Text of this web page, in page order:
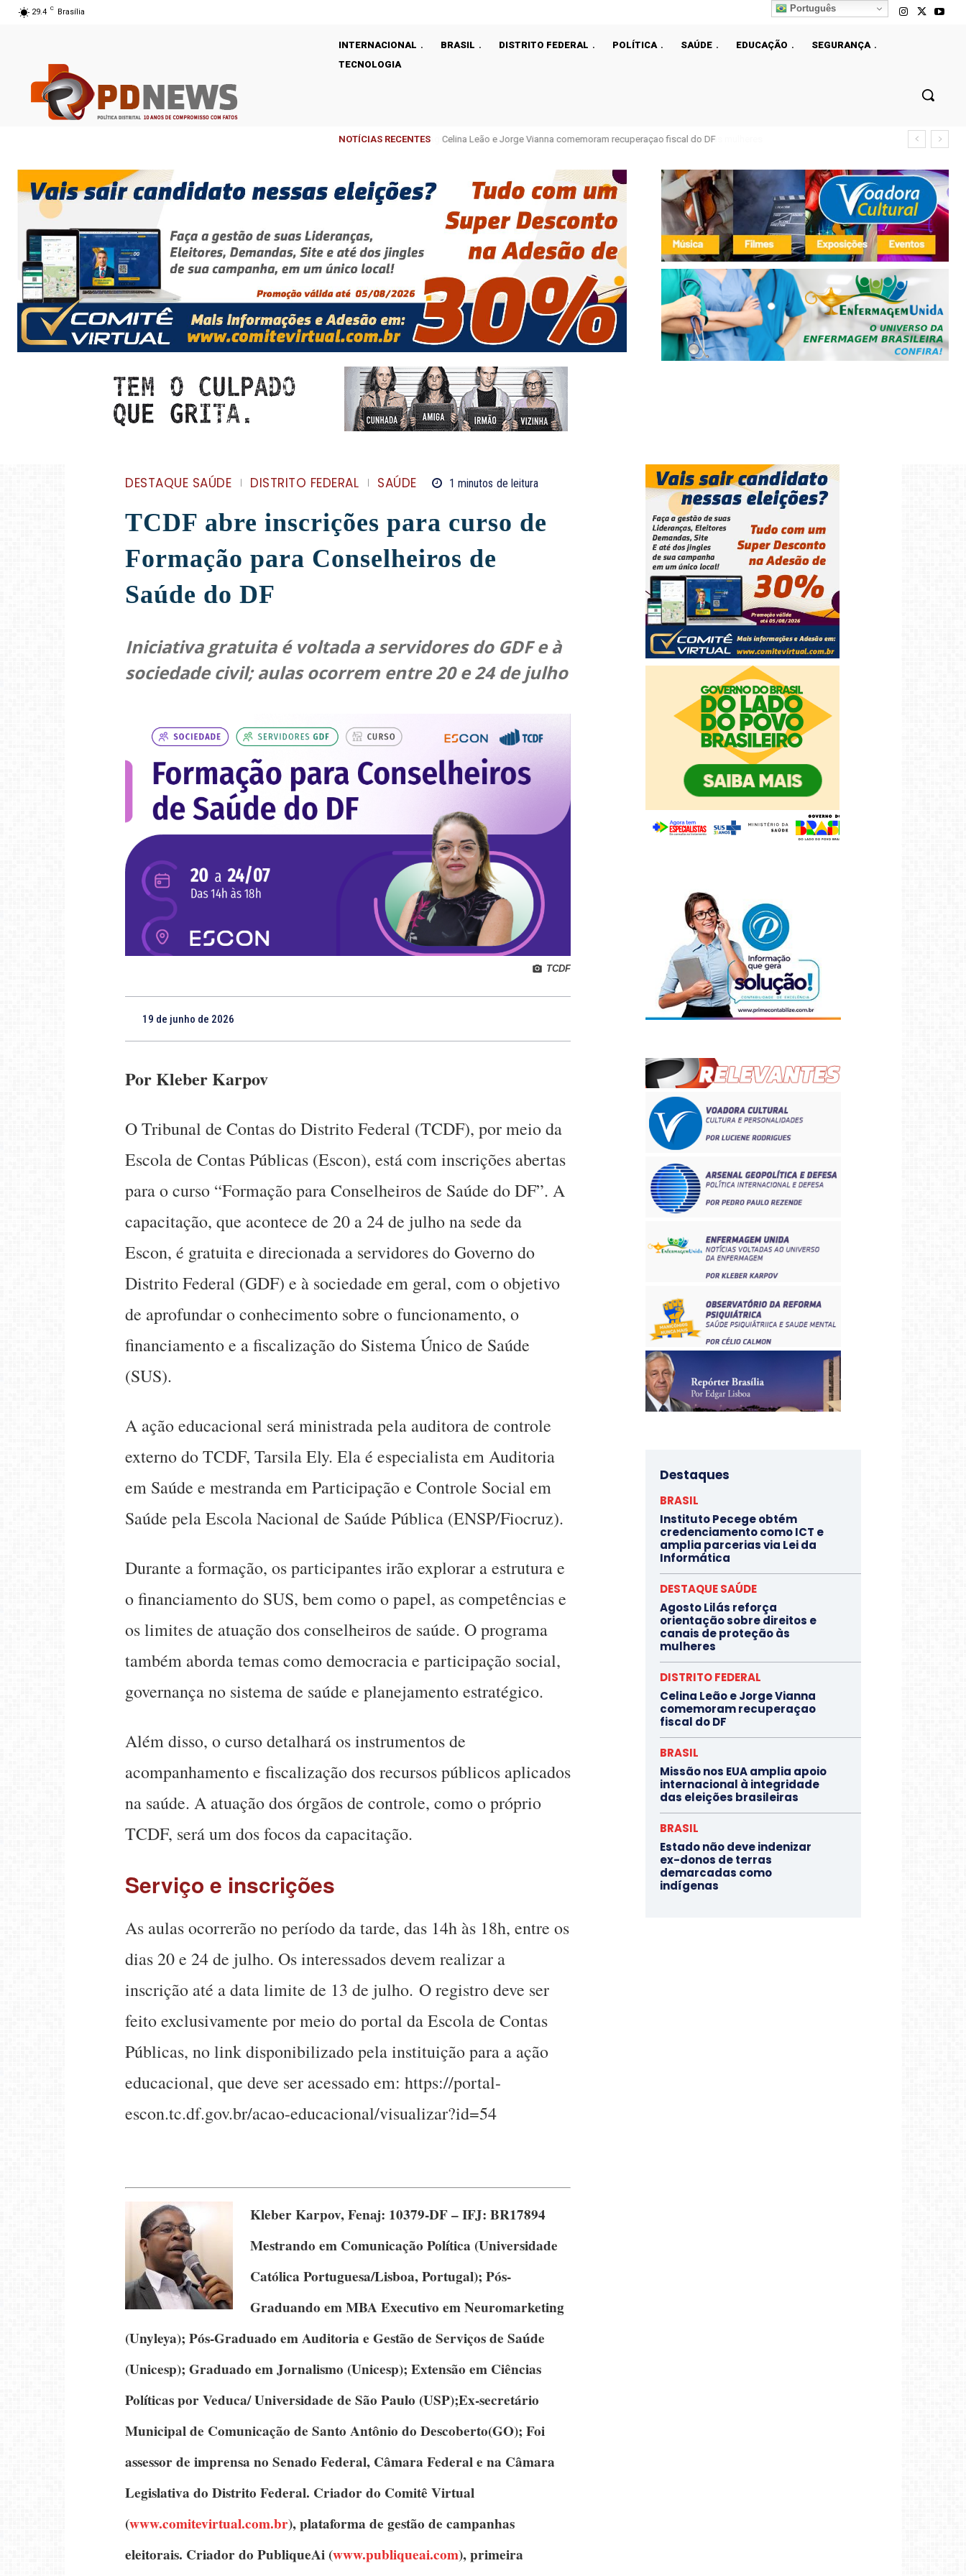
29.4 C Brasília
INTERNACIONAL BRASIL DISTRITO FEDERAL POLÍTICA SAÚDE EDUCAÇÃO
SEGURANÇA
TECNOLOGIA
NOTÍCIAS RECENTES Celina Leão e Jorge Vianna comemoram recuperaçao fiscal do DF
DESTAQUE SAÚDE DISTRITO FEDERAL SAÚDE 1 minutos de leitura
TCDF abre inscrições para curso de
Formação para Conselheiros de
Saúde do DF
Iniciativa gratuita é voltada a servidores do GDF e à
sociedade civil; aulas ocorrem entre 20 e 24 de julho
TCDF
19 de junho de 2026
Por Kleber Karpov
O Tribunal de Contas do Distrito Federal (TCDF), por meio da
Escola de Contas Públicas (Escon), está com inscrições abertas
para o curso “Formação para Conselheiros de Saúde do DF”. A
capacitação, que acontece de 20 a 24 de julho na sede da
Escon, é gratuita e direcionada a servidores do Governo do
Distrito Federal (GDF) e à sociedade em geral, com o objetivo
de aprofundar o conhecimento sobre o funcionamento, o
financiamento e a fiscalização do Sistema Único de Saúde
(SUS).
A ação educacional será ministrada pela auditora de controle
externo do TCDF, Tarsila Ely. Ela é especialista em Auditoria
em Saúde e mestranda em Participação e Controle Social em
Saúde pela Escola Nacional de Saúde Pública (ENSP/Fiocruz).
Durante a formação, os participantes irão explorar a estrutura e
o financiamento do SUS, bem como o papel, as competências e
os limites de atuação dos conselheiros de saúde. O programa
também aborda temas como democracia e participação social,
governança no sistema de saúde e planejamento estratégico.
Além disso, o curso detalhará os instrumentos de
acompanhamento e fiscalização dos recursos públicos aplicados
na saúde. A atuação dos órgãos de controle, como o próprio
TCDF, será um dos focos da capacitação.
Serviço e inscrições
As aulas ocorrerão no período da tarde, das 14h às 18h, entre os
dias 20 e 24 de julho. Os interessados devem realizar a
inscrição até a data limite de 13 de julho. O registro deve ser
feito exclusivamente por meio do portal da Escola de Contas
Públicas, no link disponibilizado pela instituição para a ação
educacional, que deve ser acessado em: https://portal-
escon.tc.df.gov.br/acao-educacional/visualizar?id=54
Kleber Karpov,Fenaj: 10379-DF – IFJ: BR17894
Mestrando em Comunicação Política (Universidade
Católica Portuguesa/Lisboa, Portugal); Pós-
Graduando em MBA Executivo em Neuromarketing
(Unyleya); Pós-Graduado em Auditoria e Gestão de Serviços de Saúde
(Unicesp); Graduado em Jornalismo (Unicesp); Extensão em Ciências
Políticaspor Veduca/ Universidade de São Paulo (USP);Ex-secretário
Municipal de Comunicação de Santo Antônio do Descoberto(GO); Foi
assessor de imprensa no Senado Federal, Câmara Federal e na Câmara
Legislativa do Distrito Federal. Criador do Comitê Virtual
(www.comitevirtual.com.br), plataforma de gestão de campanhas
eleitorais. Criador do PubliqueAi (www.publiqueai.com), primeira
Destaques
BRASIL
Instituto Pecege obtém
credenciamento como ICT e
amplia parcerias via Lei da
Informática
DESTAQUE SAÚDE
Agosto Lilás reforça
orientação sobre direitos e
canais de proteção às
mulheres
DISTRITO FEDERAL
Celina Leão e Jorge Vianna
comemoram recuperaçao
fiscal do DF
BRASIL
Missão nos EUA amplia apoio
internacional à integridade
das eleições brasileiras
BRASIL
Estado não deve indenizar
ex-donos de terras
demarcadas como
indígenas
Português